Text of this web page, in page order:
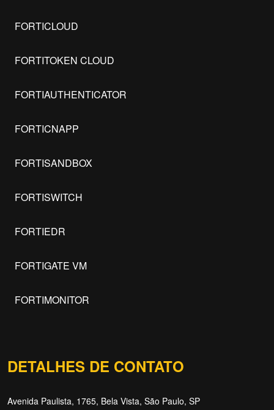
FORTICLOUD
FORTITOKEN CLOUD
FORTIAUTHENTICATOR
FORTICNAPP
FORTISANDBOX
FORTISWITCH
FORTIEDR
FORTIGATE VM
FORTIMONITOR
DETALHES DE CONTATO
Avenida Paulista, 1765, Bela Vista, São Paulo, SP